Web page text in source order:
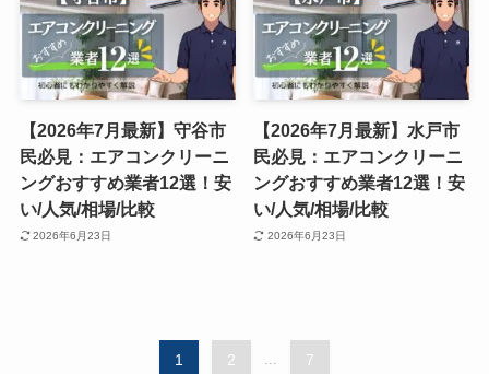
【2026年7月最新】守谷市
民必見：エアコンクリーニ
ングおすすめ業者12選！安
い/人気/相場/比較
2026年6月23日
【2026年7月最新】水戸市
民必見：エアコンクリーニ
ングおすすめ業者12選！安
い/人気/相場/比較
2026年6月23日
1 2 7